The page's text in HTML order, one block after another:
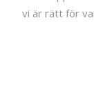
vi är rätt för